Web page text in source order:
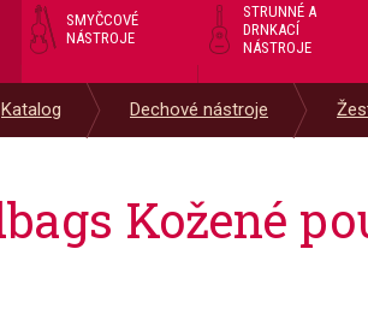
SMYČCOVÉ
NÁSTROJE
STRUNNÉ A
DRNKACÍ
NÁSTROJE
Katalog Dechové nástroje
Kožené